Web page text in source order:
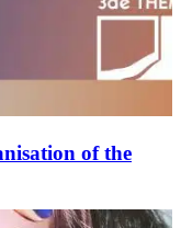
of the